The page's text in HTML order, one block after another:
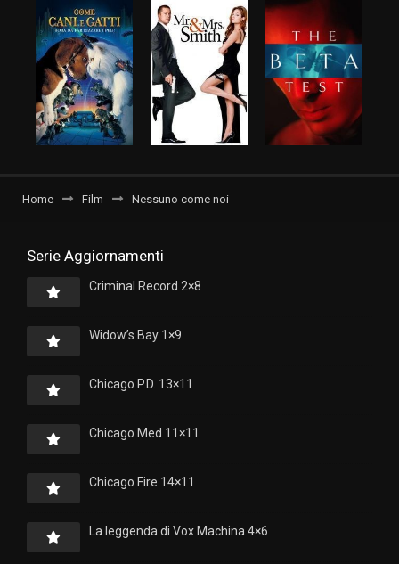
Home Film Nessuno come noi
Serie Aggiornamenti
Criminal Record 2×8
Widow’s Bay 1×9
Chicago P.D. 13×11
Chicago Med 11×11
Chicago Fire 14×11
La leggenda di Vox Machina 4×6